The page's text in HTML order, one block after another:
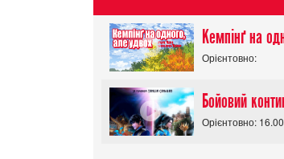
Орієнтовно:
Орієнтовно: 16.00